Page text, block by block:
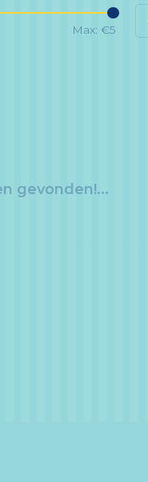
Max: €5
gevonden!...